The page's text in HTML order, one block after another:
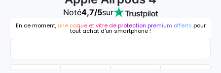
Noté4,7/5sur
En ce moment, une coque et vitre de protection premium offerts pour
tout achat d'un smartphone !